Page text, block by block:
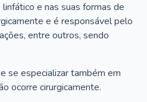
e nas suas formas de
e é responsável pelo
entre outros, sendo
se especializar também em
ocorre cirurgicamente.